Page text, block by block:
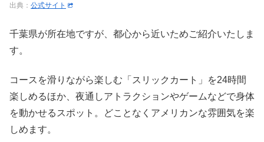
出典： 公式サイト
千葉県が所在地ですが、都心から近いためご紹介いたしま
す。
コースを滑りながら楽しむ「スリックカート」を24時間
楽しめるほか、夜通しアトラクションやゲームなどで身体
を動かせるスポット。どことなくアメリカンな雰囲気を楽
しめます。